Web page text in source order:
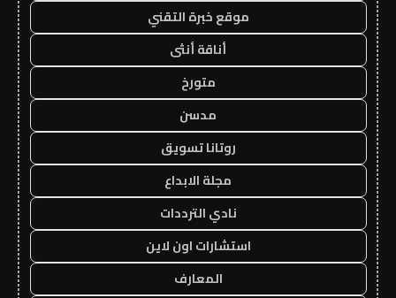
موقع خبرة التقني
أناقة أنثى
متورخ
مدسن
روتانا تسويق
مجلة الابداع
نادي الترددات
استشارات اون لاين
المعارف